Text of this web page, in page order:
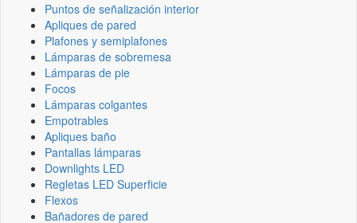
Puntos de señalización interior
Apliques de pared
Plafones y semiplafones
Lámparas de sobremesa
Lámparas de pie
Focos
Lámparas colgantes
Empotrables
Apliques baño
Pantallas lámparas
Downlights LED
Regletas LED Superficie
Flexos
Bañadores de pared